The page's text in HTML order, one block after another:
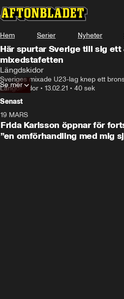
Hem Serier Nyheter
Här spurtar Sverige till sig
mixedstafetten
Längdskidor
Sveriges mixade U23-lag knep ett
Längdskidor • 13.02.21 • 40 sek
Se mer
Senast
19 MARS
Frida Karlsson öppnar för
”en omförhandling med mig